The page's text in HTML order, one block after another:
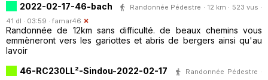
2022-02-17-46-bach
Randonnée Pédestre · 12 km · 523 vus ·
41 dl · 03:59 · famar46
Randonnée de 12km sans difficulté. de beaux chemins vous
emmèneront vers les gariottes et abris de bergers ainsi qu'au
lavoir
46-RC230LL²-Sindou-2022-02-17
Randonnée Pédestre ·